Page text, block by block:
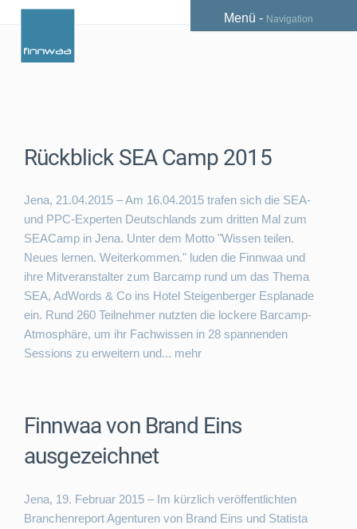
Menü - Navigation
Rückblick SEA Camp 2015
Jena, 21.04.2015 – Am 16.04.2015 trafen sich die SEA-
und PPC-Experten Deutschlands zum dritten Mal zum
SEACamp in Jena. Unter dem Motto "Wissen teilen.
Neues lernen. Weiterkommen." luden die Finnwaa und
ihre Mitveranstalter zum Barcamp rund um das Thema
SEA, AdWords & Co ins Hotel Steigenberger Esplanade
ein. Rund 260 Teilnehmer nutzten die lockere Barcamp-
Atmosphäre, um ihr Fachwissen in 28 spannenden
Sessions zu erweitern und... mehr
Finnwaa von Brand Eins
ausgezeichnet
Jena, 19. Februar 2015 – Im kürzlich veröffentlichten
Branchenreport Agenturen von Brand Eins und Statista